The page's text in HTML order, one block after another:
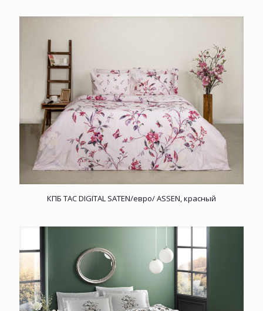
КПБ TAC DIGITAL SATEN/евро/ ASSEN, красный